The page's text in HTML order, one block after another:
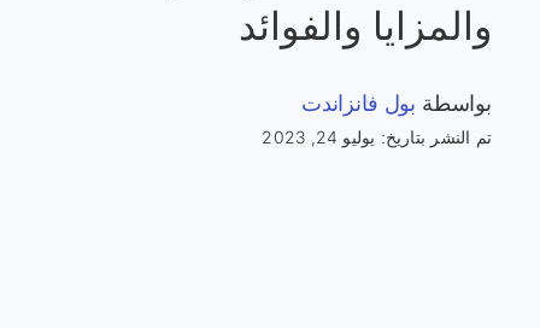
والمزايا والفوائد
بواسطة بول فانزاندت
تم النشر بتاريخ: يوليو 24, 2023